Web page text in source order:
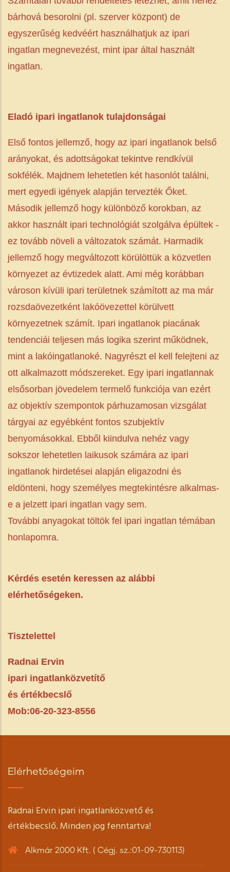
bárhová besorolni (pl. szerver központ) de
egyszerűség kedvéért használhatjuk az ipari
ingatlan megnevezést, mint ipar által használt
ingatlan.
Eladó ipari ingatlanok tulajdonságai
Első fontos jellemző, hogy az ipari ingatlanok belső
arányokat, és adottságokat tekintve rendkívül
sokfélék. Majdnem lehetetlen két hasonlót találni,
mert egyedi igények alapján tervezték Őket.
Második jellemző hogy különböző korokban, az
akkor használt ipari technológiát szolgálva épültek -
ez tovább növeli a változatok számát. Harmadik
jellemző hogy megváltozott körülöttük a közvetlen
környezet az évtizedek alatt. Ami még korábban
városon kívüli ipari területnek számított az ma már
rozsdaövezetként lakóövezettel körülvett
környezetnek számít. Ipari ingatlanok piacának
tendenciái teljesen más logika szerint működnek,
mint a lakóingatlanoké. Nagyrészt el kell felejteni az
ott alkalmazott módszereket. Egy ipari ingatlannak
elsősorban jövedelem termelő funkciója van ezért
az objektív szempontok párhuzamosan vizsgálat
tárgyai az egyébként fontos szubjektív
benyomásokkal. Ebből kiindulva nehéz vagy
sokszor lehetetlen laikusok számára az ipari
ingatlanok hirdetései alapján eligazodni és
eldönteni, hogy személyes megtekintésre alkalmas-
e a jelzett ipari ingatlan vagy sem.
További anyagokat töltök fel ipari ingatlan témában
honlapomra.
Kérdés esetén keressen az alábbi
elérhetőségeken.
Tisztelettel
Radnai Ervin
ipari ingatlanközvetítő
és értékbecslő
Mob:06-20-323-8556
Elérhetőségeim
Radnai Ervin ipari ingatlanközvető és
értékbecslő. Minden jog fenntartva!
Alkmár 2000 Kft. ( Cégj. sz.:01-09-730113)